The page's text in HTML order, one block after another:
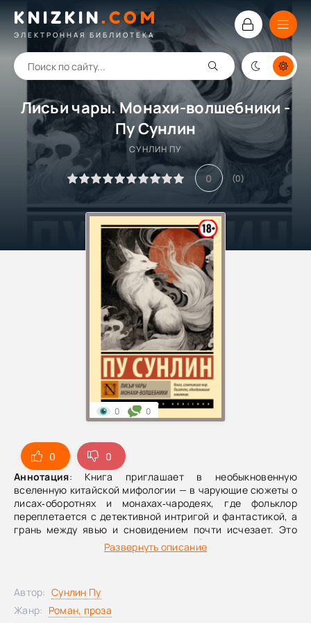
KNIZKIN.COM
ЭЛЕКТРОННАЯ БИБЛИОТЕКА
Лисьи чары. Монахи-волшебники -
Пу Сунлин
СУНЛИН ПУ
0 (0)
0
0
Аннотация: Книга приглашает в необыкновенную
вселенную китайской мифологии — в чарующие сюжеты о
лисах‑оборотнях и монахах‑чародеях, где фольклор
переплетается с детективной интригой и фантастикой, а
грань между явью и сновидением почти исчезает. Это
шанс прикоснуться к наследию Пу Сунлина — мастера
новеллы, чьи «истории о странном и чудесном» уже не
выдающегося филолога‑китаиста, позволяет
почувствовать глубину и интонацию оригинала. Книга
Развернуть описание
0 0
Автор: Сунлин Пу
Жанр: Роман, проза